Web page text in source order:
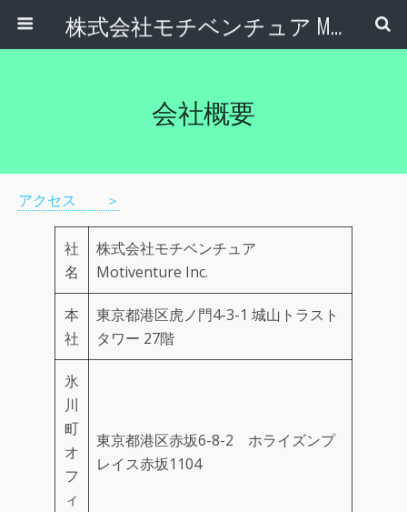
株式会社モチベンチュア Motiventure Inc.
会社概要
アクセス ＞
社
名
株式会社モチベンチュア
Motiventure Inc.
本
社
東京都港区虎ノ門4-3-1 城山トラスト
タワー 27階
氷
川
町
オ
フ
ィ
東京都港区赤坂6-8-2 ホライズンプ
レイス赤坂1104